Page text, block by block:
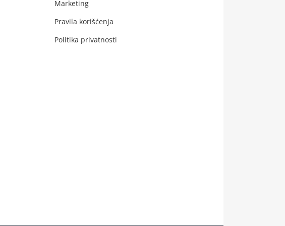
Marketing
Pravila korišćenja
Politika privatnosti